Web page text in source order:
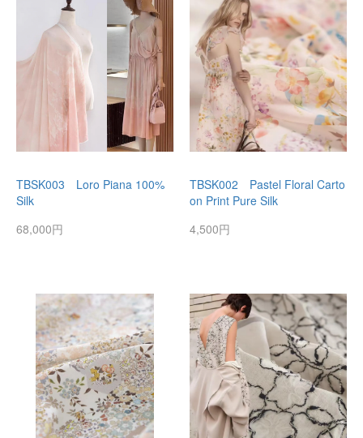
TBSK003 Loro Piana 100%
Silk
68,000円
TBSK002 Pastel Floral Carto
on Print Pure Silk
4,500円